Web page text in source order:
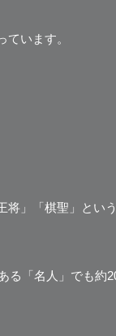
います。
」「棋聖」とい
「名人」でも約